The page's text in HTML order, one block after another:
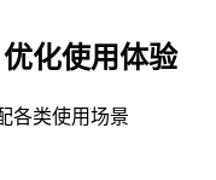
化使用体验
各类使用场景